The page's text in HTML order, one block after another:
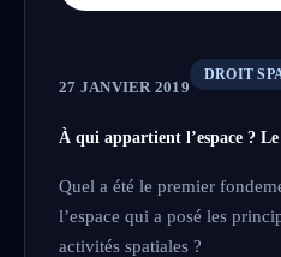
27 JANVIER 2019
DROIT
À qui appartient l’espace ?
Quel a été le premier
l’espace qui a posé les
activités spatiales ?